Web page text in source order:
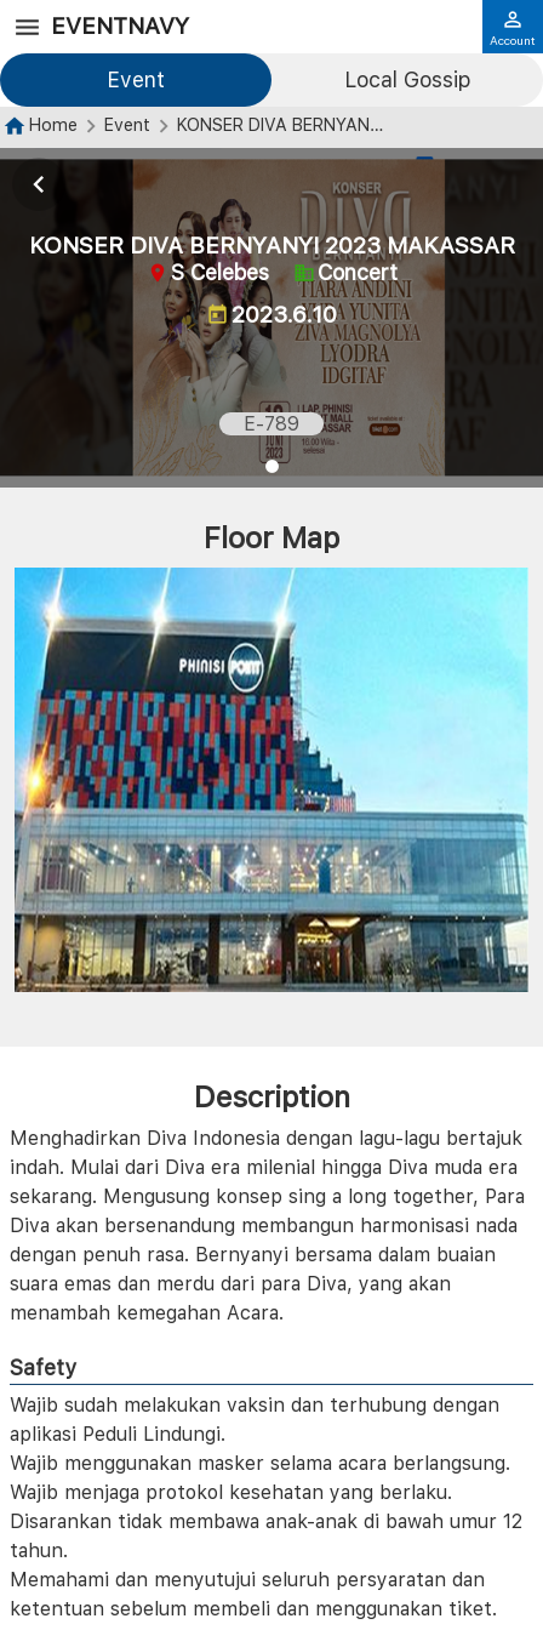
EVENTNAVY
Event Local Gossip
Account
Home Event KONSER DIVA BERNYANYI 2023 MAKASSAR
KONSER DIVA BERNYANYI 2023 MAKASSAR
S Celebes Concert
2023.6.10
E-789
Floor Map
Description
Menghadirkan Diva Indonesia dengan lagu-lagu bertajuk
indah. Mulai dari Diva era milenial hingga Diva muda era
sekarang. Mengusung konsep sing a long together, Para
Diva akan bersenandung membangun harmonisasi nada
dengan penuh rasa. Bernyanyi bersama dalam buaian
suara emas dan merdu dari para Diva, yang akan
menambah kemegahan Acara.
Safety
Wajib sudah melakukan vaksin dan terhubung dengan
aplikasi Peduli Lindungi.
Wajib menggunakan masker selama acara berlangsung.
Wajib menjaga protokol kesehatan yang berlaku.
Disarankan tidak membawa anak-anak di bawah umur 12
tahun.
Memahami dan menyutujui seluruh persyaratan dan
ketentuan sebelum membeli dan menggunakan tiket.